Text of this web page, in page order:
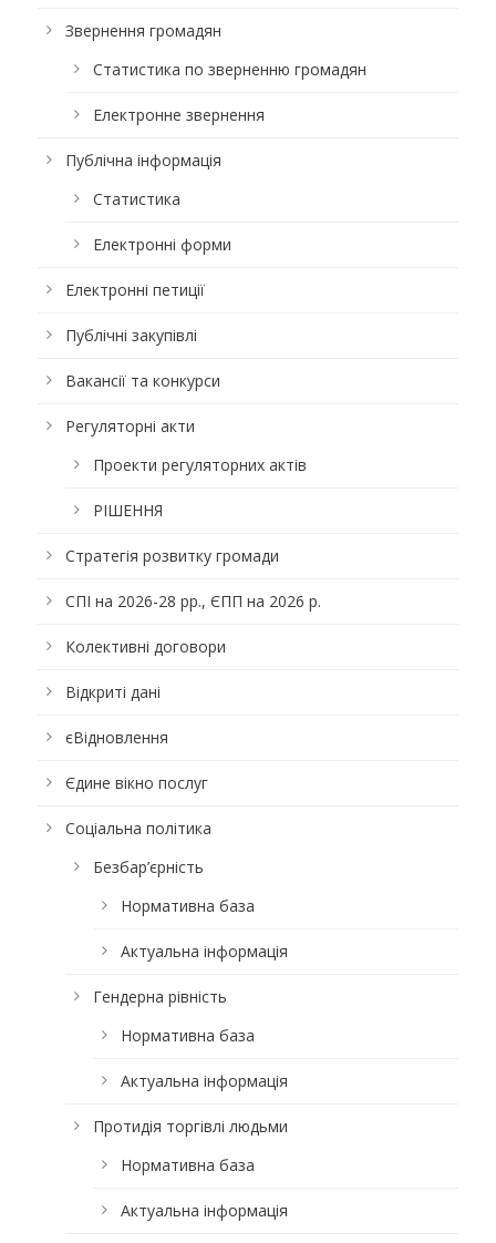
Звернення громадян
Статистика по зверненню громадян
Електронне звернення
Публічна інформація
Статистика
Електронні форми
Електронні петиції
Публічні закупівлі
Вакансії та конкурси
Регуляторні акти
Проекти регуляторних актів
РІШЕННЯ
Стратегія розвитку громади
СПІ на 2026-28 рр., ЄПП на 2026 р.
Колективні договори
Відкриті дані
єВідновлення
Єдине вікно послуг
Соціальна політика
Безбар’єрність
Нормативна база
Актуальна інформація
Гендерна рівність
Нормативна база
Актуальна інформація
Протидія торгівлі людьми
Нормативна база
Актуальна інформація